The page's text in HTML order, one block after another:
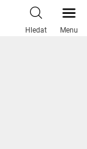
Hledat Menu